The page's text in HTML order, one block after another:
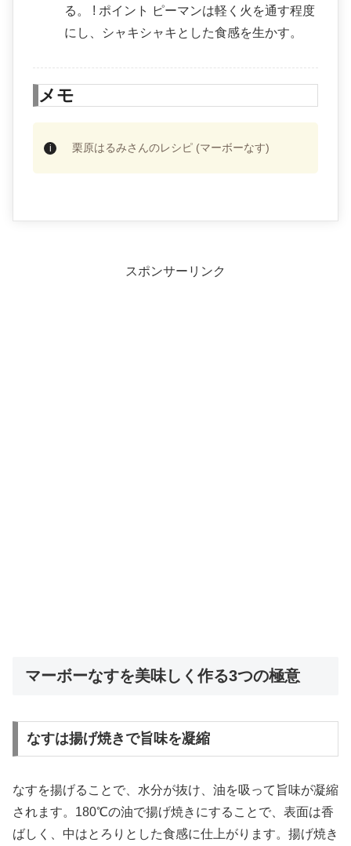
る。 ! ポイント ピーマンは軽く火を通す程度
にし、シャキシャキとした食感を生かす。
メモ
栗原はるみさんのレシピ (マーボーなす)
スポンサーリンク
マーボーなすを美味しく作る3つの極意
なすは揚げ焼きで旨味を凝縮
なすを揚げることで、水分が抜け、油を吸って旨味が凝縮
されます。180℃の油で揚げ焼きにすることで、表面は香
ばしく、中はとろりとした食感に仕上がります。揚げ焼き